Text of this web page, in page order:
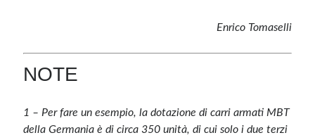
Enrico Tomaselli
NOTE
1 – Per fare un esempio, la dotazione di carri armati MBT
della Germania è di circa 350 unità, di cui solo i due terzi